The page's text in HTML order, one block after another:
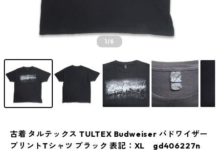
1/6
古着 タルテックス TULTEX Budweiser バドワイザー
プリントTシャツ ブラック 表記：XL gd406227n